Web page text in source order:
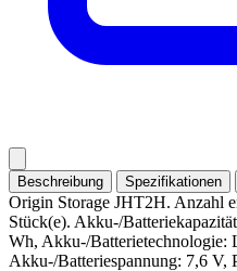
Beschreibung Spezifikationen
Origin Storage JHT2H. Anzahl
Stück(e). Akku-/
Wh, Akku-/
Akku-/Batteriespannung: 7,6 V,